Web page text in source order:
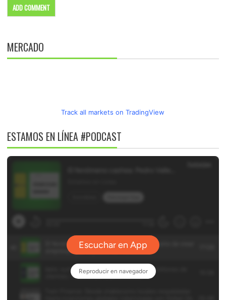
MERCADO
Track all markets on TradingView
ESTAMOS EN LÍNEA #PODCAST